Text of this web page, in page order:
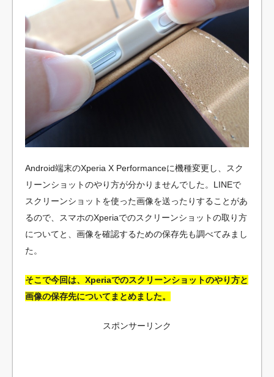
Android端末のXperia X Performanceに機種変更し、スク
リーンショットのやり方が分かりませんでした。LINEで
スクリーンショットを使った画像を送ったりすることがあ
るので、スマホのXperiaでのスクリーンショットの取り方
についてと、画像を確認するための保存先も調べてみまし
た。
そこで今回は、Xperiaでのスクリーンショットのやり方と
画像の保存先についてまとめました。
スポンサーリンク